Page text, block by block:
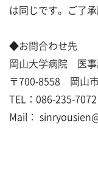
は同じです。ご了承
◆お問合わせ先
岡山大学病院 医
〒700-8558 岡山
TEL：086-235-7072
Mail：